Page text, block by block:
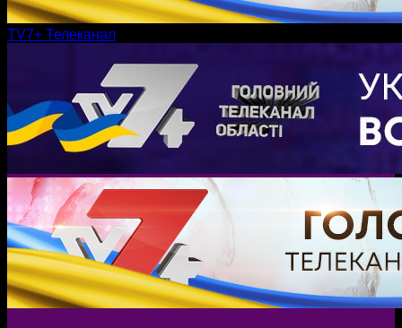
TV7+ Телеканал